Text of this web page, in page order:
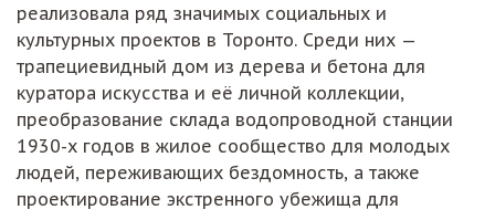
реализовала ряд значимых социальных и
культурных проектов в Торонто. Среди них —
трапециевидный дом из дерева и бетона для
куратора искусства и её личной коллекции,
преобразование склада водопроводной станции
1930-х годов в жилое сообщество для молодых
людей, переживающих бездомность, а также
проектирование экстренного убежища для